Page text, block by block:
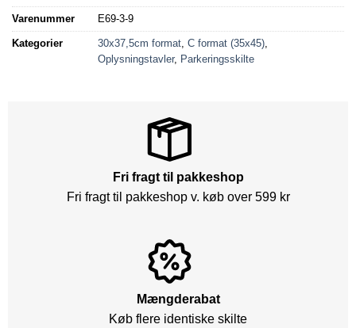
Varenummer E69-3-9
Kategorier 30x37,5cm format C format (35x45)
Oplysningstavler, Parkeringsskilte
Fri fragt til pakkeshop
Fri fragt til pakkeshop v. køb over 599 kr
Mængderabat
Køb flere identiske skilte